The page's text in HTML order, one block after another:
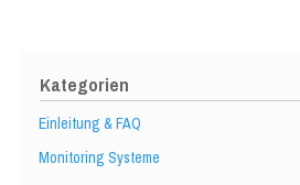
Kategorien
Einleitung & FAQ
Monitoring Systeme